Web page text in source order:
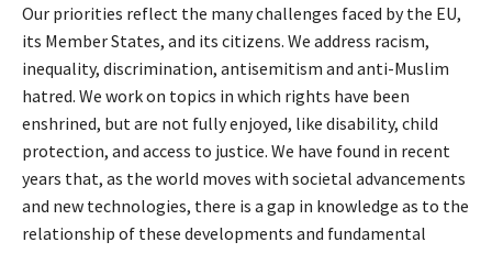
Our priorities reflect the many challenges faced by the EU,
its Member States, and its citizens. We address racism,
inequality, discrimination, antisemitism and anti-Muslim
hatred. We work on topics in which rights have been
enshrined, but are not fully enjoyed, like disability, child
protection, and access to justice. We have found in recent
years that, as the world moves with societal advancements
and new technologies, there is a gap in knowledge as to the
relationship of these developments and fundamental